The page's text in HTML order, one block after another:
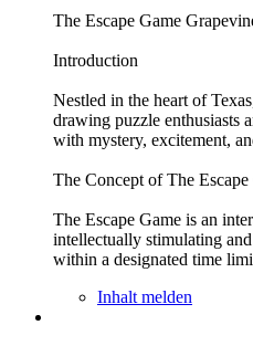
The Escape Game
Introduction
Nestled in the heart of
drawing puzzle enthusiasts
with mystery, excitement,
The Concept of The Escape
The Escape Game is an
intellectually stimulating
within a designated time
Inhalt melden